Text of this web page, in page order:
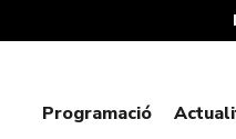
Programació